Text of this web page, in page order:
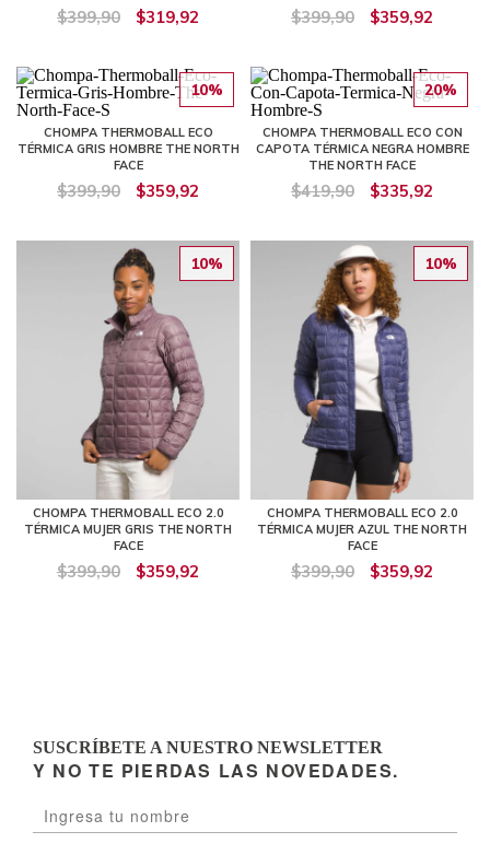
$399,90 $319,92 $399,90 $359,92
10%
CHOMPA THERMOBALL ECO
TÉRMICA GRIS HOMBRE THE NORTH
FACE
$399,90 $359,92
20%
CHOMPA THERMOBALL ECO CON
CAPOTA TÉRMICA NEGRA HOMBRE
THE NORTH FACE
$419,90 $335,92
10%
CHOMPA THERMOBALL ECO 2.0
TÉRMICA MUJER GRIS THE NORTH
FACE
$399,90 $359,92
10%
CHOMPA THERMOBALL ECO 2.0
TÉRMICA MUJER AZUL THE NORTH
FACE
$399,90 $359,92
SUSCRÍBETE A NUESTRO NEWSLETTER
Y NO TE PIERDAS LAS NOVEDADES.